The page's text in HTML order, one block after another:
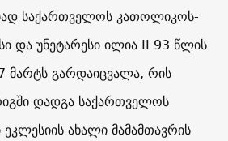
საქართველოს კათოლიკოს-
და უნეტარესი ილია II 93 წლის
მარტს გარდაიცვალა, რის
დადგა საქართველოს
ახალი მამამთავრის